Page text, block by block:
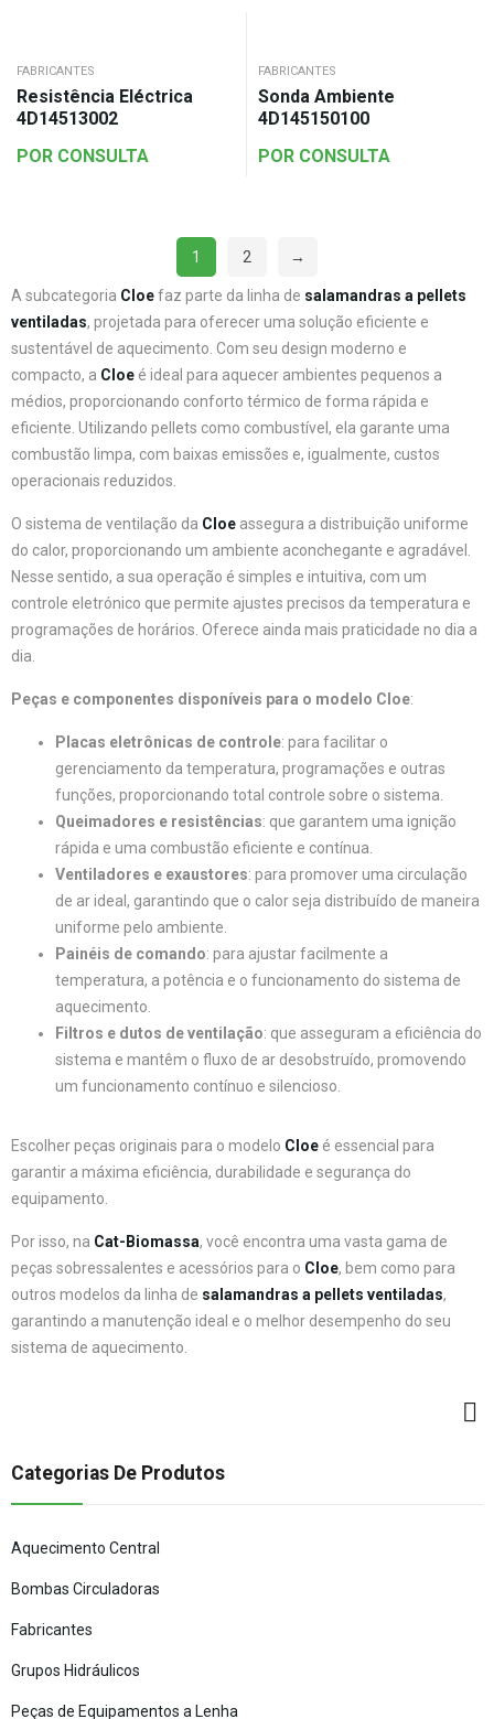
FABRICANTES
Resistência Eléctrica
4D14513002
POR CONSULTA
FABRICANTES
Sonda Ambiente
4D145150100
POR CONSULTA
1 2 →
A subcategoria Cloefaz parte da linha de salamandras a pellets
ventiladas, projetada para oferecer uma solução eficiente e
sustentável de aquecimento. Com seu design moderno e
compacto, a Cloe é ideal para aquecer ambientes pequenos a
médios, proporcionando conforto térmico de forma rápida e
eficiente. Utilizando pellets como combustível, ela garante uma
combustão limpa, com baixas emissões e, igualmente, custos
operacionais reduzidos.
O sistema de ventilação da Cloe assegura a distribuição uniforme
do calor, proporcionando um ambiente aconchegante e agradável.
Nesse sentido, a sua operação é simples e intuitiva, com um
controle eletrónico que permite ajustes precisos da temperatura e
programações de horários. Oferece ainda mais praticidade no dia a
dia.
Peças e componentes disponíveis para o modelo Cloe:
Placas eletrônicas de controle: para facilitar o
gerenciamento da temperatura, programações e outras
funções, proporcionando total controle sobre o sistema.
Queimadores e resistências: que garantem uma ignição
rápida e uma combustão eficiente e contínua.
Ventiladores e exaustores: para promover uma circulação
de ar ideal, garantindo que o calor seja distribuído de maneira
uniforme pelo ambiente.
Painéis de comando: para ajustar facilmente a
temperatura, a potência e o funcionamento do sistema de
aquecimento.
Filtros e dutos de ventilação: que asseguram a eficiência do
sistema e mantêm o fluxo de ar desobstruído, promovendo
um funcionamento contínuo e silencioso.
Escolher peças originais para o modelo Cloe é essencial para
garantir a máxima eficiência, durabilidade e segurança do
equipamento.
Por isso, na Cat-Biomassa, você encontra uma vasta gama de
peças sobressalentes e acessórios para o Cloe, bem como para
outros modelos da linha de salamandras a pellets ventiladas,
garantindo a manutenção ideal e o melhor desempenho do seu
sistema de aquecimento.
Categorias De Produtos
Aquecimento Central
Bombas Circuladoras
Fabricantes
Grupos Hidráulicos
Peças de Equipamentos a Lenha